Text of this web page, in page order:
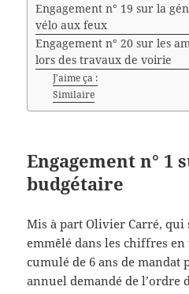
Engagement n° 19 sur la
vélo aux feux
Engagement n° 20 sur les
lors des travaux de voirie
J’aime ça :
Similaire
Engagement n° 1
budgétaire
Mis à part Olivier Carré, qui
emmêlé dans les chiffres
cumulé de 6 ans de mandat
annuel demandé de l’ordre